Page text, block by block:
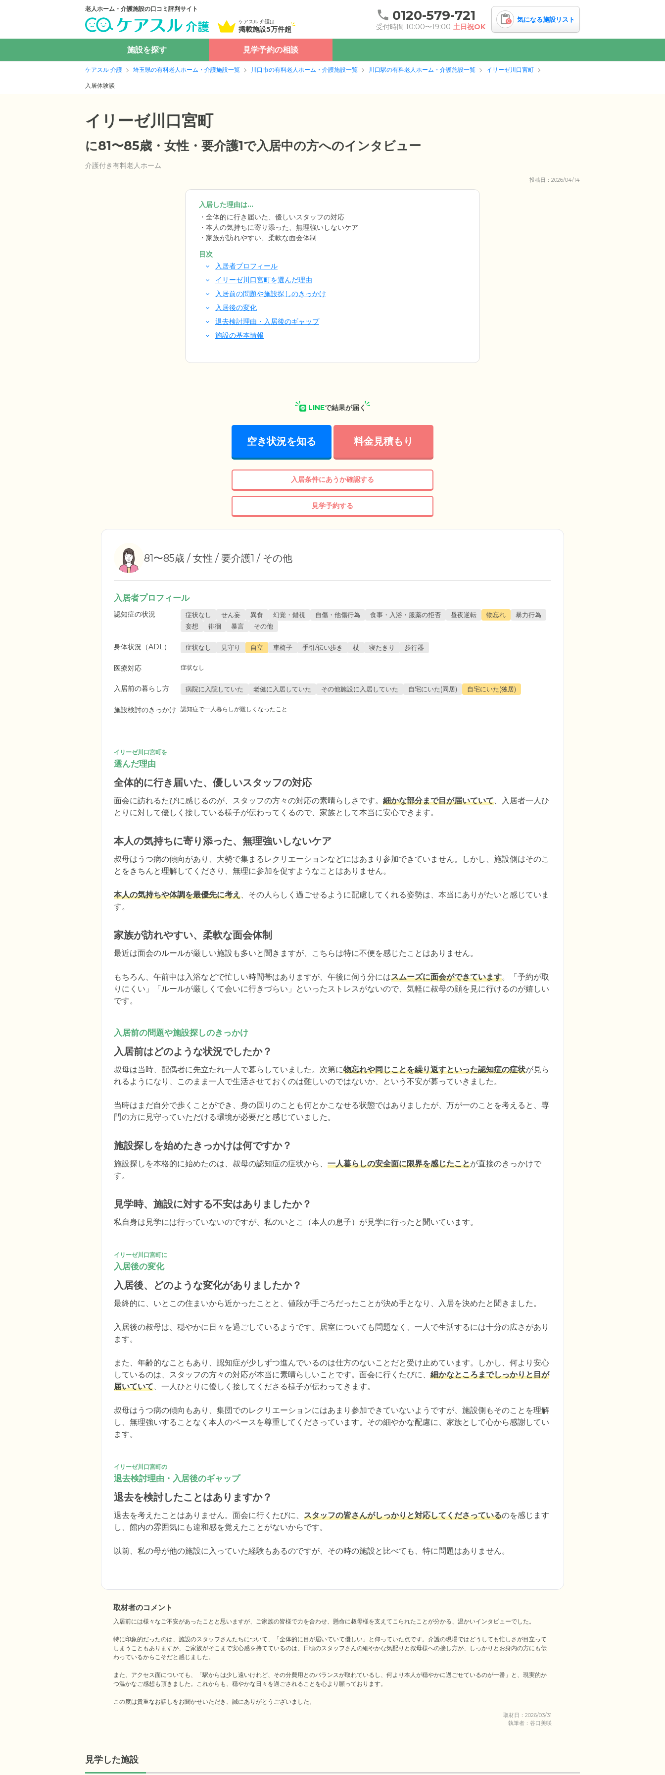
老人ホーム・介護施設の口コミ評判サイト
ケアスル 介護は
掲載施設5万件超
0120-579-721
受付時間 10:00〜19:00 土日祝OK
0 気になる施設リスト
施設を探す 見学予約の相談
ケアスル 介護 埼玉県の有料老人ホーム・介護施設一覧 川口市の有料老人ホーム・介護施設一覧 川口駅の有料老人ホーム・介護施設一覧 イリーゼ川口宮町
入居体験談
イリーゼ川口宮町
に81〜85歳・女性・要介護1で入居中の方へのインタビュー
介護付き有料老人ホーム
投稿日：2026/04/14
入居した理由は...
全体的に行き届いた、優しいスタッフの対応
本人の気持ちに寄り添った、無理強いしないケア
家族が訪れやすい、柔軟な面会体制
目次
入居者プロフィール
イリーゼ川口宮町を選んだ理由
入居前の問題や施設探しのきっかけ
入居後の変化
退去検討理由・入居後のギャップ
施設の基本情報
LINEで結果が届く
空き状況を知る 料金見積もり
入居条件にあうか確認する
見学予約する
81〜85歳 / 女性 / 要介護1 / その他
入居者プロフィール
認知症の状況 症状なし せん妄 異食 幻覚・錯視 自傷・他傷行為 食事・入浴・服薬の拒否 昼夜逆転 物忘れ
暴力行為
妄想
徘徊 暴言 その他
身体状況（ADL） 症状なし 見守り 自立 車椅子 手引/伝い歩き 杖 寝たきり 歩行器
医療対応 症状なし
入居前の暮らし方 病院に入院していた 老健に入居していた その他施設に入居していた 自宅にいた(同居) 自宅にいた(独居)
施設検討のきっかけ 認知症で一人暮らしが難しくなったこと
イリーゼ川口宮町を
選んだ理由
全体的に行き届いた、優しいスタッフの対応
面会に訪れるたびに感じるのが、スタッフの方々の対応の素晴らしさです。 細かな部分まで目が届いていて、入居者一人ひ
とりに対して優しく接している様子が伝わってくるので、家族として本当に安心できます。
本人の気持ちに寄り添った、無理強いしないケア
叔母はうつ病の傾向があり、大勢で集まるレクリエーションなどにはあまり参加できていません。しかし、施設側はそのこ
とをきちんと理解してくださり、無理に参加を促すようなことはありません。
本人の気持ちや体調を最優先に考え、その人らしく過ごせるように配慮してくれる姿勢は、本当にありがたいと感じていま
す。
家族が訪れやすい、柔軟な面会体制
最近は面会のルールが厳しい施設も多いと聞きますが、こちらは特に不便を感じたことはありません。
もちろん、午前中は入浴などで忙しい時間帯はありますが、午後に伺う分にはスムーズに面会ができています。「予約が取
りにくい」「ルールが厳しくて会いに行きづらい」といったストレスがないので、気軽に叔母の顔を見に行けるのが嬉しい
です。
入居前の問題や施設探しのきっかけ
入居前はどのような状況でしたか？
叔母は当時、配偶者に先立たれ一人で暮らしていました。次第に物忘れや同じことを繰り返すといった認知症の症状が見ら
れるようになり、このまま一人で生活させておくのは難しいのではないか、という不安が募っていきました。
当時はまだ自分で歩くことができ、身の回りのことも何とかこなせる状態ではありましたが、万が一のことを考えると、専
門の方に見守っていただける環境が必要だと感じていました。
施設探しを始めたきっかけは何ですか？
施設探しを本格的に始めたのは、叔母の認知症の症状から、 一人暮らしの安全面に限界を感じたことが直接のきっかけで
す。
見学時、施設に対する不安はありましたか？
私自身は見学には行っていないのですが、私のいとこ（本人の息子）が見学に行ったと聞いています。
イリーゼ川口宮町に
入居後の変化
入居後、どのような変化がありましたか？
最終的に、いとこの住まいから近かったことと、値段が手ごろだったことが決め手となり、入居を決めたと聞きました。
入居後の叔母は、穏やかに日々を過ごしているようです。居室についても問題なく、一人で生活するには十分の広さがあり
ます。
また、年齢的なこともあり、認知症が少しずつ進んでいるのは仕方のないことだと受け止めています。しかし、何より安心
しているのは、スタッフの方々の対応が本当に素晴らしいことです。面会に行くたびに、 細かなところまでしっかりと目が
届いていて、一人ひとりに優しく接してくださる様子が伝わってきます。
叔母はうつ病の傾向もあり、集団でのレクリエーションにはあまり参加できていないようですが、施設側もそのことを理解
し、無理強いすることなく本人のペースを尊重してくださっています。その細やかな配慮に、家族として心から感謝してい
ます。
イリーゼ川口宮町の
退去検討理由・入居後のギャップ
退去を検討したことはありますか？
退去を考えたことはありません。面会に行くたびに、 スタッフの皆さんがしっかりと対応してくださっているのを感じます
し、館内の雰囲気にも違和感を覚えたことがないからです。
以前、私の母が他の施設に入っていた経験もあるのですが、その時の施設と比べても、特に問題はありません。
取材者のコメント
入居前には様々なご不安があったことと思いますが、ご家族の皆様で力を合わせ、懸命に叔母様を支えてこられたことが分かる、温かいインタビューでした。
特に印象的だったのは、施設のスタッフさんたちについて、「全体的に目が届いていて優しい」と仰っていた点です。介護の現場ではどうしても忙しさが目立って
しまうこともありますが、ご家族がそこまで安心感を持てているのは、日頃のスタッフさんの細やかな気配りと叔母様への接し方が、しっかりとお身内の方にも伝
わっているからこそだと感じました。
また、アクセス面についても、「駅からは少し遠いけれど、その分費用とのバランスが取れているし、何より本人が穏やかに過ごせているのが一番」と、現実的か
つ温かなご感想も頂きました。これからも、穏やかな日々を過ごされることを心より願っております。
この度は貴重なお話しをお聞かせいただき、誠にありがとうございました。
取材日：2026/03/31
執筆者：谷口美咲
見学した施設